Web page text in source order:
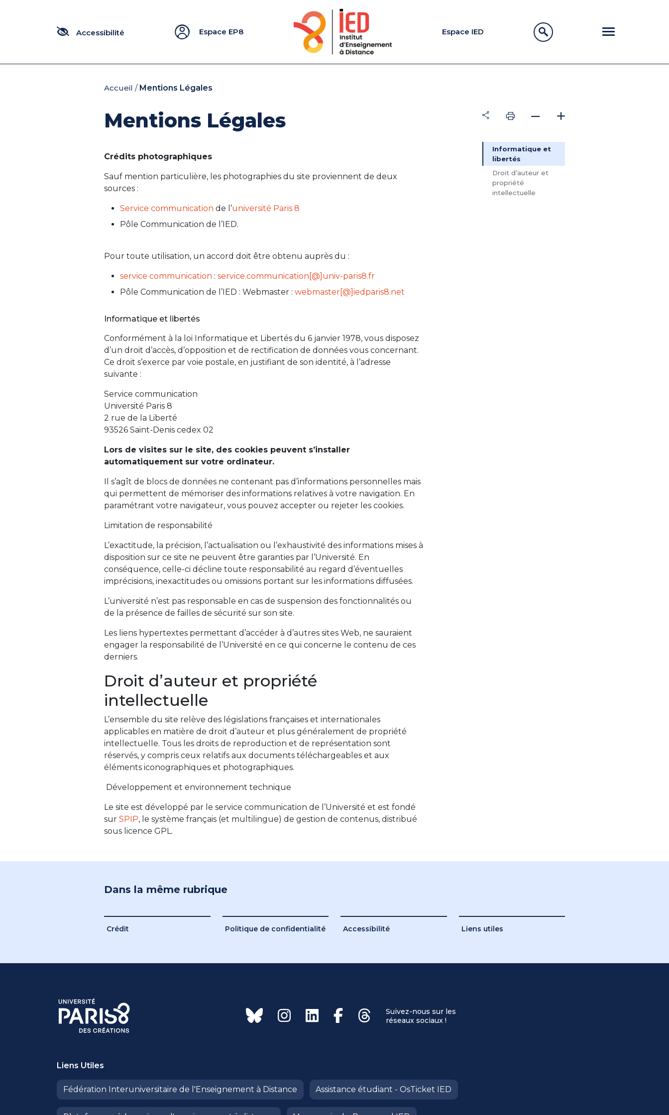
Espace EP8 Espace IED
Accueil / Mentions Légales
Mentions Légales
Crédits photographiques
Sauf mention particulière, les photographies du site proviennent de deux
sources :
Service communication de l’université Paris 8
Pôle Communication de l’IED.
Pour toute utilisation, un accord doit être obtenu auprès du :
service communication : service.communication[@]univ-paris8.fr
Pôle Communication de l’IED : Webmaster : webmaster[@]iedparis8.net
Informatique et libertés
Conformément à la loi Informatique et Libertés du 6 janvier 1978, vous disposez
d’un droit d’accès, d’opposition et de rectification de données vous concernant.
Ce droit s’exerce par voie postale, en justifiant de son identité, à l’adresse
suivante :
Service communication
Université Paris 8
2 rue de la Liberté
93526 Saint-Denis cedex 02
Lors de visites sur le site, des cookies peuvent s’installer
automatiquement sur votre ordinateur.
Il s’agît de blocs de données ne contenant pas d’informations personnelles mais
qui permettent de mémoriser des informations relatives à votre navigation. En
paramétrant votre navigateur, vous pouvez accepter ou rejeter les cookies.
Limitation de responsabilité
L’exactitude, la précision, l’actualisation ou l’exhaustivité des informations mises à
disposition sur ce site ne peuvent être garanties par l’Université. En
conséquence, celle-ci décline toute responsabilité au regard d’éventuelles
imprécisions, inexactitudes ou omissions portant sur les informations diffusées.
L’université n’est pas responsable en cas de suspension des fonctionnalités ou
de la présence de failles de sécurité sur son site.
Les liens hypertextes permettant d’accéder à d’autres sites Web, ne sauraient
engager la responsabilité de l’Université en ce qui concerne le contenu de ces
derniers.
Droit d’auteur et propriété
intellectuelle
L’ensemble du site relève des législations françaises et internationales
applicables en matière de droit d’auteur et plus généralement de propriété
intellectuelle. Tous les droits de reproduction et de représentation sont
réservés, y compris ceux relatifs aux documents téléchargeables et aux
éléments iconographiques et photographiques.
Développement et environnement technique
Le site est développé par le service communication de l’Université et est fondé
sur SPIP, le système français (et multilingue) de gestion de contenus, distribué
sous licence GPL.
Informatique et
libertés
Droit d’auteur et
propriété
intellectuelle
Dans la même rubrique
Crédit Politique de confidentialité Accessibilité Liens utiles
Suivez-nous sur les
réseaux sociaux !
Liens Utiles
Fédération Interuniversitaire de l'Enseignement à Distance Assistance étudiant - OsTicket IED